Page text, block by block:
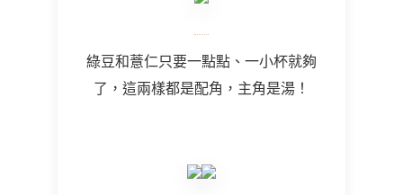
綠豆和薏仁只要一點點、一小杯就夠
了，這兩樣都是配角，主角是湯！